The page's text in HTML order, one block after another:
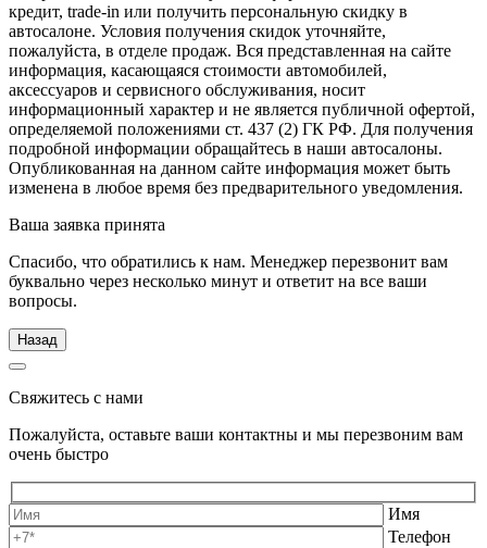
кредит, trade-in или получить персональную скидку в
автосалоне. Условия получения скидок уточняйте,
пожалуйста, в отделе продаж. Вся представленная на сайте
информация, касающаяся стоимости автомобилей,
аксессуаров и сервисного обслуживания, носит
информационный характер и не является публичной офертой,
определяемой положениями ст. 437 (2) ГК РФ. Для получения
подробной информации обращайтесь в наши автосалоны.
Опубликованная на данном сайте информация может быть
изменена в любое время без предварительного уведомления.
Ваша заявка принята
Спасибо, что обратились к нам. Менеджер перезвонит вам
буквально через несколько минут и ответит на все ваши
вопросы.
Назад
Свяжитесь с нами
Пожалуйста, оставьте ваши контактны и мы перезвоним вам
очень быстро
Имя
Телефон